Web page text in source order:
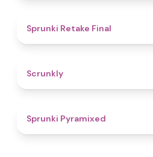
Sprunki Retake Final
Scrunkly
Sprunki Pyramixed